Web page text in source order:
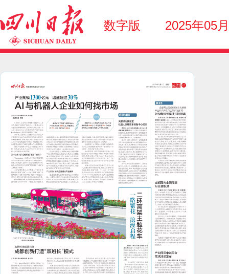
数字版 2025年05